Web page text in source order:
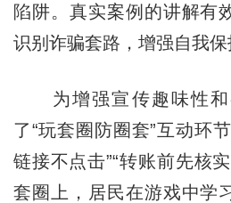
陷阱。真实案例的讲解有
识别诈骗套路，增强自我保
为增强宣传趣味性和
了“玩套圈防圈套”互动环
链接不点击”“转账前先核
套圈上，居民在游戏中学